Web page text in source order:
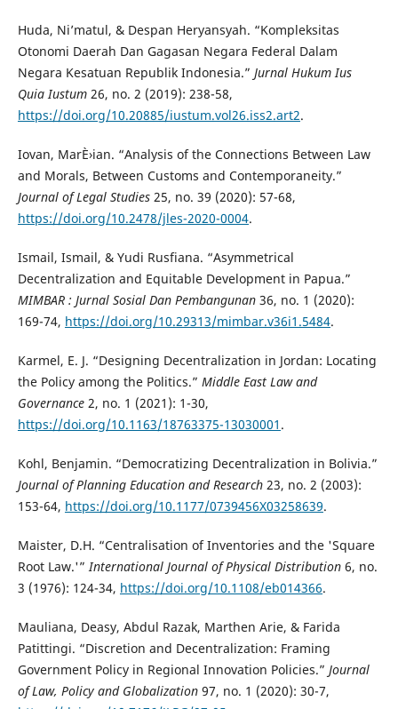
Huda, Ni’matul, & Despan Heryansyah. “Kompleksitas
Otonomi Daerah Dan Gagasan Negara Federal Dalam
Negara Kesatuan Republik Indonesia.” Jurnal Hukum Ius
Quia Iustum26, no. 2 (2019): 238-58,
https://doi.org/10.20885/iustum.vol26.iss2.art2.
Iovan, MarÈ›ian. “Analysis of the Connections Between Law
and Morals, Between Customs and Contemporaneity.”
Journal of Legal Studies25, no. 39 (2020): 57-68,
https://doi.org/10.2478/jles-2020-0004.
Ismail, Ismail, & Yudi Rusfiana. “Asymmetrical
Decentralization and Equitable Development in Papua.”
MIMBAR : Jurnal Sosial Dan Pembangunan36, no. 1 (2020):
169-74, https://doi.org/10.29313/mimbar.v36i1.5484.
Karmel, E. J. “Designing Decentralization in Jordan: Locating
the Policy among the Politics.” Middle East Law and
Governance2, no. 1 (2021): 1-30,
https://doi.org/10.1163/18763375-13030001 .
Kohl, Benjamin. “Democratizing Decentralization in Bolivia.”
Journal of Planning Education and Research23, no. 2 (2003):
153-64, https://doi.org/10.1177/0739456X03258639.
Maister, D.H. “Centralisation of Inventories and the 'Square
Root Law.'” International Journal of Physical Distribution6, no.
3 (1976): 124-34, https://doi.org/10.1108/eb014366.
Mauliana, Deasy, Abdul Razak, Marthen Arie, & Farida
Patittingi. “Discretion and Decentralization: Framing
Government Policy in Regional Innovation Policies.” Journal
of Law, Policy and Globalization97, no. 1 (2020): 30-7,